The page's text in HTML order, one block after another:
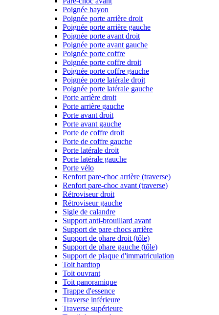
Poignée hayon
Poignée porte arrière droit
Poignée porte arrière gauche
Poignée porte avant droit
Poignée porte avant gauche
Poignée porte coffre
Poignée porte coffre droit
Poignée porte coffre gauche
Poignée porte latérale droit
Poignée porte latérale gauche
Porte arrière droit
Porte arrière gauche
Porte avant droit
Porte avant gauche
Porte de coffre droit
Porte de coffre gauche
Porte latérale droit
Porte latérale gauche
Porte vélo
Renfort pare-choc arrière (traverse)
Renfort pare-choc avant (traverse)
Rétroviseur droit
Rétroviseur gauche
Sigle de calandre
Support anti-brouillard avant
Support de pare chocs arrière
Support de phare droit (tôle)
Support de phare gauche (tôle)
Support de plaque d'immatriculation
Toit hardtop
Toit ouvrant
Toit panoramique
Trappe d'essence
Traverse inférieure
Traverse supérieure